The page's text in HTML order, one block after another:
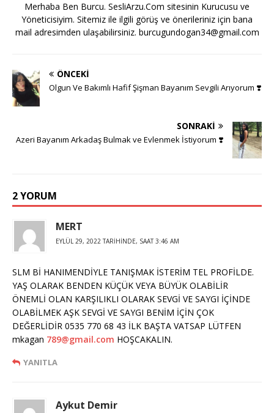
Merhaba Ben Burcu. SesliArzu.Com sitesinin Kurucusu ve
Yöneticisiyim. Sitemiz ile ilgili görüş ve önerileriniz için bana
mail adresimden ulaşabilirsiniz. burcugundogan34@gmail.com
ÖNCEKI
Olgun Ve Bakımlı Hafif Şişman Bayanım Sevgili Arıyorum ❣️
SONRAKI
Azeri Bayanım Arkadaş Bulmak ve Evlenmek İstiyorum ❣️
2 YORUM
MERT
EYLÜL 29, 2022 TARIHINDE, SAAT 3:46 AM
SLM Bİ HANIMENDİYLE TANIŞMAK İSTERİM TEL PROFİLDE.
YAŞ OLARAK BENDEN KÜÇÜK VEYA BÜYÜK OLABİLİR
ÖNEMLİ OLAN KARŞILIKLI OLARAK SEVGİ VE SAYGI İÇİNDE
OLABİLMEK AŞK SEVGİ VE SAYGI BENİM İÇİN ÇOK
DEĞERLİDİR 0535 770 68 43 İLK BAŞTA VATSAP LÜTFEN
mkagan 789@gmail.com HOŞCAKALIN.
YANITLA
Aykut Demir